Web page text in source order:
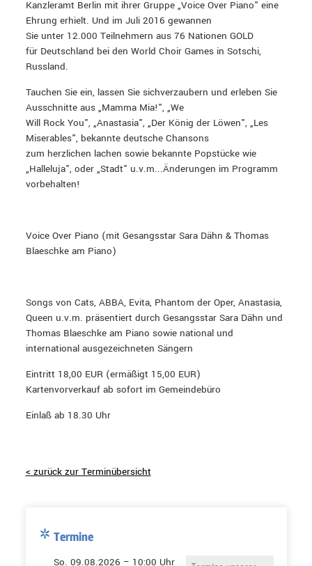
Kanzleramt Berlin mit ihrer Gruppe „Voice Over Piano" eine
Ehrung erhielt. Und im Juli 2016 gewannen
Sie unter 12.000 Teilnehmern aus 76 Nationen GOLD
für Deutschland bei den World Choir Games in Sotschi,
Russland.
Tauchen Sie ein, lassen Sie sichverzaubern und erleben Sie
Ausschnitte aus „Mamma Mia!", „We
Will Rock You", „Anastasia", „Der König der Löwen", „Les
Miserables", bekannte deutsche Chansons
zum herzlichen lachen sowie bekannte Popstücke wie
„Halleluja", oder „Stadt" u.v.m...Änderungen im Programm
vorbehalten!
Voice Over Piano (mit Gesangsstar Sara Dähn & Thomas
Blaeschke am Piano)
Songs von Cats, ABBA, Evita, Phantom der Oper, Anastasia,
Queen u.v.m. präsentiert durch Gesangsstar Sara Dähn und
Thomas Blaeschke am Piano sowie national und
international ausgezeichneten Sängern
Eintritt 18,00 EUR (ermäßigt 15,00 EUR)
Kartenvorverkauf ab sofort im Gemeindebüro
Einlaß ab 18.30 Uhr
< zurück zur Terminübersicht
Termine
So. 09.08.2026 – 10:00 Uhr